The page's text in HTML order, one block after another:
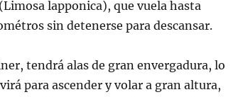
lapponica), que vuela hasta
sin detenerse para descansar.
tendrá alas de gran envergadura, lo
para ascender y volar a gran altura,